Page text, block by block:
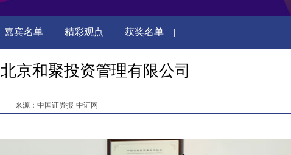
嘉宾名单 | 精彩观点 | 获奖名单 |
北京和聚投资管理有限公司
来源：中国证券报·中证网